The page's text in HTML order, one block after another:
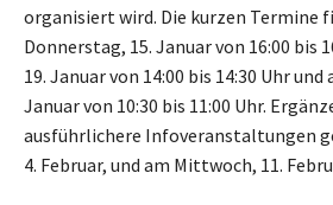
organisiert wird. Die kurzen Termine
Donnerstag, 15. Januar von 16:00 bis
19. Januar von 14:00 bis 14:30 Uhr
Januar von 10:30 bis 11:00 Uhr.
ausführlichere Infoveranstaltungen
4. Februar, und am Mittwoch, 11.